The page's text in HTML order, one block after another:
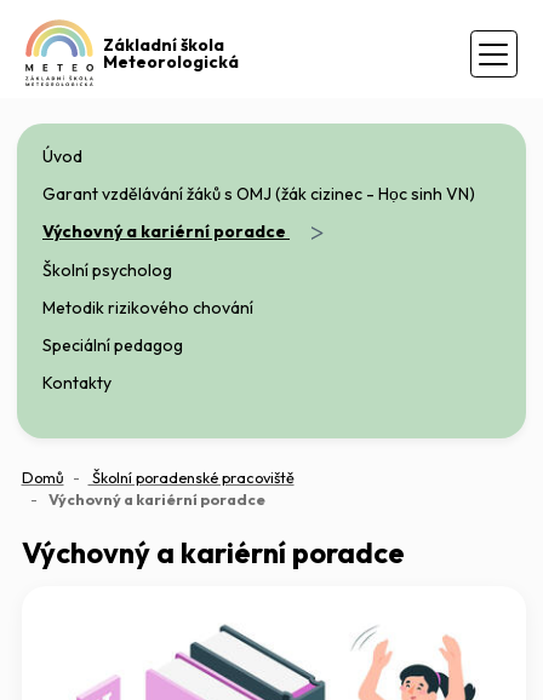
Základní škola
Meteorologická
Úvod
Garant vzdělávání žáků s OMJ (žák cizinec - Học sinh VN)
Výchovný a kariérní poradce
>
Školní psycholog
Metodik rizikového chování
Speciální pedagog
Kontakty
Domů
Školní poradenské pracoviště
Výchovný a kariérní poradce(aktuální)
Výchovný a kariérní poradce